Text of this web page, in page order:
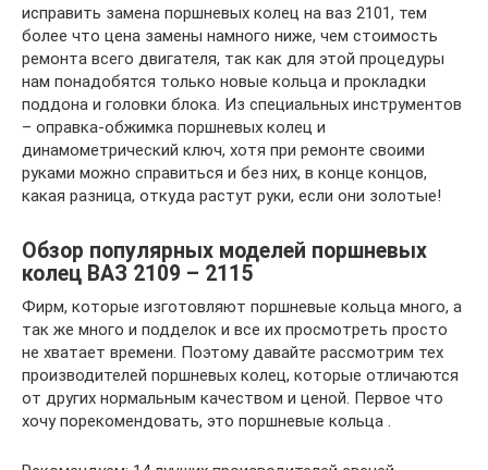
исправить замена поршневых колец на ваз 2101, тем
более что цена замены намного ниже, чем стоимость
ремонта всего двигателя, так как для этой процедуры
нам понадобятся только новые кольца и прокладки
поддона и головки блока. Из специальных инструментов
– оправка-обжимка поршневых колец и
динамометрический ключ, хотя при ремонте своими
руками можно справиться и без них, в конце концов,
какая разница, откуда растут руки, если они золотые!
Обзор популярных моделей поршневых
колец ВАЗ 2109 – 2115
Фирм, которые изготовляют поршневые кольца много, а
так же много и подделок и все их просмотреть просто
не хватает времени. Поэтому давайте рассмотрим тех
производителей поршневых колец, которые отличаются
от других нормальным качеством и ценой. Первое что
хочу порекомендовать, это поршневые кольца .